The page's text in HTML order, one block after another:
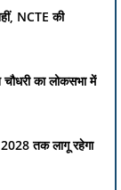
NCTE की
चौधरी का लोकसभा में
2028 तक लागू रहेगा